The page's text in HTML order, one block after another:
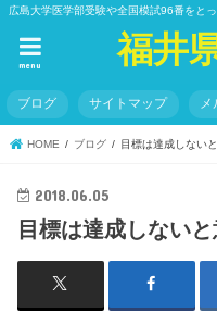
広島大学医学部受験や全国模試96番をと
福井
menu
ブログ サイトマップ メ
HOME ブログ 目標は達成しない
2018.06.05
目標は達成しない